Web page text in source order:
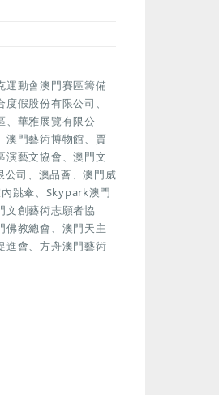
運動會澳門賽區籌備
假股份有限公司、
、華雅展覽有限公
澳門藝術博物館、賈
演藝文協會、澳門文
司、澳品薈、澳門威
跳傘、Skypark澳門
文創藝術志願者協
佛教總會、澳門天主
進會、方舟澳門藝術